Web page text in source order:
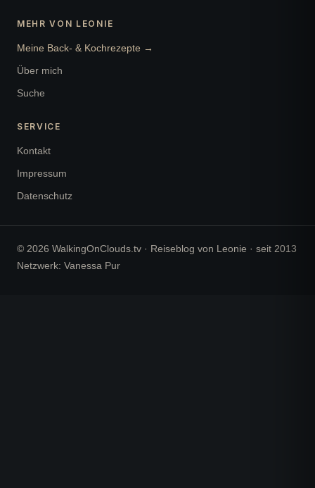
MEHR VON LEONIE
Meine Back- & Kochrezepte →
Über mich
Suche
SERVICE
Kontakt
Impressum
Datenschutz
© 2026 WalkingOnClouds.tv · Reiseblog von Leonie · seit 2013
Netzwerk: Vanessa Pur